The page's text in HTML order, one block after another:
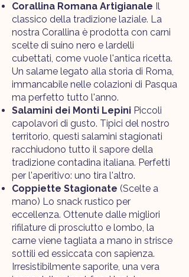
Corallina Romana Artigianale Il
classico della tradizione laziale. La
nostra Corallina è prodotta con carni
scelte di suino nero e lardelli
cubettati, come vuole l'antica ricetta.
Un salame legato alla storia di Roma,
immancabile nelle colazioni di Pasqua
ma perfetto tutto l'anno.
Salamini dei Monti Lepini Piccoli
capolavori di gusto. Tipici del nostro
territorio, questi salamini stagionati
racchiudono tutto il sapore della
tradizione contadina italiana. Perfetti
per l'aperitivo: uno tira l'altro.
Coppiette Stagionate (Scelte a
mano) Lo snack rustico per
eccellenza. Ottenute dalle migliori
rifilature di prosciutto e lombo, la
carne viene tagliata a mano in strisce
sottili ed essiccata con sapienza.
Irresistibilmente saporite, una vera